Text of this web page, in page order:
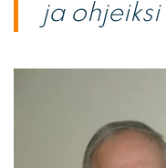
ja